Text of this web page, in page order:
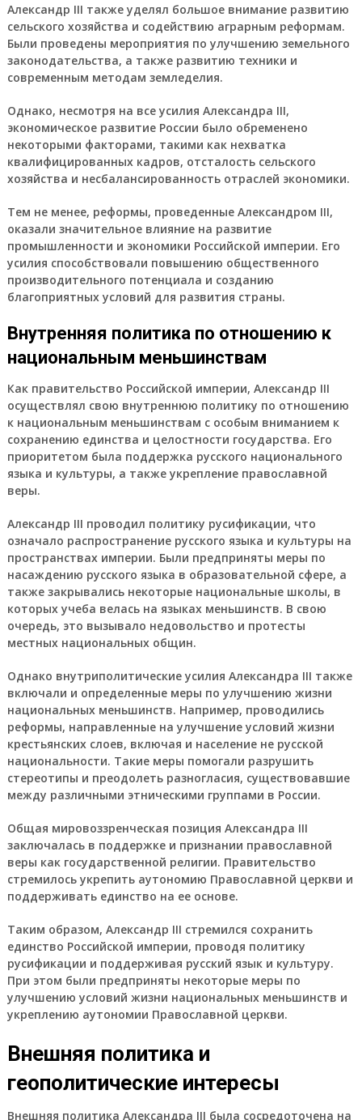
Александр III также уделял большое внимание развитию
сельского хозяйства и содействию аграрным реформам.
Были проведены мероприятия по улучшению земельного
законодательства, а также развитию техники и
современным методам земледелия.
Однако, несмотря на все усилия Александра III,
экономическое развитие России было обременено
некоторыми факторами, такими как нехватка
квалифицированных кадров, отсталость сельского
хозяйства и несбалансированность отраслей экономики.
Тем не менее, реформы, проведенные Александром III,
оказали значительное влияние на развитие
промышленности и экономики Российской империи. Его
усилия способствовали повышению общественного
производительного потенциала и созданию
благоприятных условий для развития страны.
Внутренняя политика по отношению к
национальным меньшинствам
Как правительство Российской империи, Александр III
осуществлял свою внутреннюю политику по отношению
к национальным меньшинствам с особым вниманием к
сохранению единства и целостности государства. Его
приоритетом была поддержка русского национального
языка и культуры, а также укрепление православной
веры.
Александр III проводил политику русификации, что
означало распространение русского языка и культуры на
пространствах империи. Были предприняты меры по
насаждению русского языка в образовательной сфере, а
также закрывались некоторые национальные школы, в
которых учеба велась на языках меньшинств. В свою
очередь, это вызывало недовольство и протесты
местных национальных общин.
Однако внутриполитические усилия Александра III также
включали и определенные меры по улучшению жизни
национальных меньшинств. Например, проводились
реформы, направленные на улучшение условий жизни
крестьянских слоев, включая и население не русской
национальности. Такие меры помогали разрушить
стереотипы и преодолеть разногласия, существовавшие
между различными этническими группами в России.
Общая мировоззренческая позиция Александра III
заключалась в поддержке и признании православной
веры как государственной религии. Правительство
стремилось укрепить аутономию Православной церкви и
поддерживать единство на ее основе.
Таким образом, Александр III стремился сохранить
единство Российской империи, проводя политику
русификации и поддерживая русский язык и культуру.
При этом были предприняты некоторые меры по
улучшению условий жизни национальных меньшинств и
укреплению аутономии Православной церкви.
Внешняя политика и
геополитические интересы
Внешняя политика Александра III была сосредоточена на